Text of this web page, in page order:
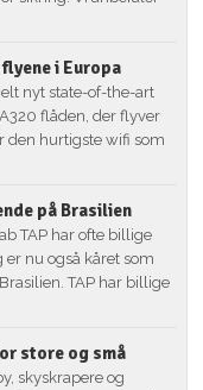
i Europa
nyt state-of-the-art
flåden, der flyver
den hurtigste wifi som
på Brasilien
TAP har ofte billige
nu også kåret som
TAP har billige
store og små
skyskrapere og